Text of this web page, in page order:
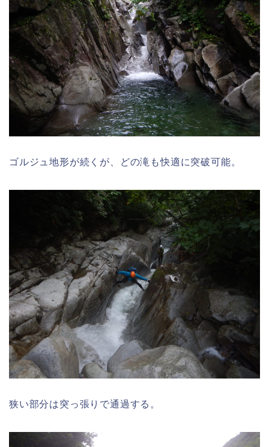
ゴルジュ地形が続くが、どの滝も快適に突破可能。
狭い部分は突っ張りで通過する。